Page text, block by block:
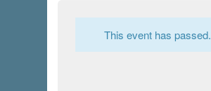
This event has passed.